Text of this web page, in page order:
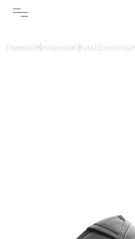
ГлавнаяЖенщинамОбувьШлепанцы